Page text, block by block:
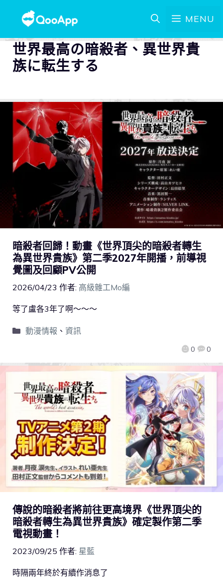
MENU
世界最高の暗殺者、異世界貴
族に転生する
暗殺者回歸！動畫《世界頂尖的暗殺者轉生
為異世界貴族》第二季2027年開播，前導視
覺圖及回顧PV公開
2026/04/23 作者: 高級雜工Mo編
0 0
等了盧各3年了啊～～～
動漫情報 、 資訊
傳說的暗殺者將前往更高境界《世界頂尖的
暗殺者轉生為異世界貴族》確定製作第二季
電視動畫！
2023/09/25 作者: 星藍
時隔兩年終於有續作消息了